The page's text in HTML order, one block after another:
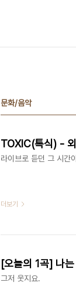
문화/음악
TOXIC(톡식) -
라이브로 듣던 그 시간
더보기
[오늘의 1곡] 나
그저 웃지요.